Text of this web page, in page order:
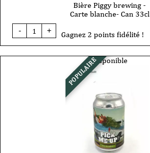
Bière Piggy brewing -
Carte blanche- Can 33cl
-
quantité
de
brewing
+ Gagnez 2 points fidélité !
POPULAIREDisponible